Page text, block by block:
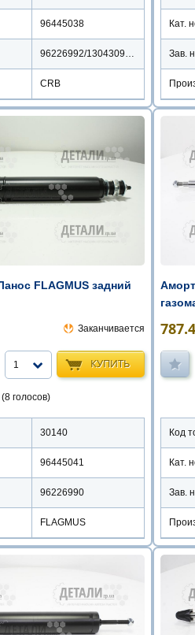
96445038
CRB
Кат.
Зав.
FLAGMUS задний
Заканчивается
КУПИТЬ
1
(8 голосов)
30140
96445041
96226990
FLAGMUS
Код
Кат.
Зав.